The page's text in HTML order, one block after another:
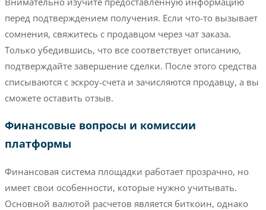
перед подтверждением получения. Если что-то вызывает
сомнения, свяжитесь с продавцом через чат заказа.
Только убедившись, что все соответствует описанию,
подтверждайте завершение сделки. После этого средства
списываются с эскроу-счета и зачисляются продавцу, а вы
сможете оставить отзыв.
Финансовые вопросы и комиссии
платформы
Финансовая система площадки работает прозрачно, но
имеет свои особенности, которые нужно учитывать.
Основной валютой расчетов является биткоин, однако